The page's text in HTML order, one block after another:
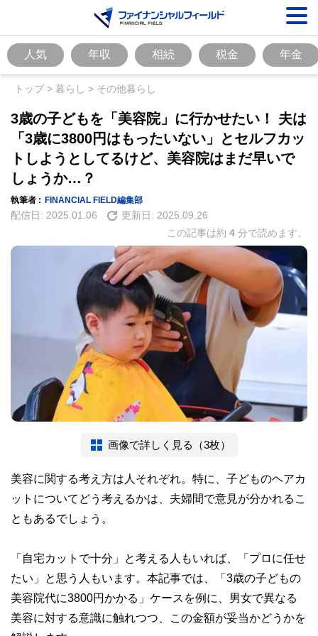
人気 年収 相続 税金 年金
トップ> 暮らし > その他暮らし
3歳の子どもを「美容院」に行かせたい！ 夫は
「3歳に3800円はもったいない」とセルフカッ
トしようとしてるけど、美容院はまだ早いで
しょうか…？
執筆者 : FINANCIAL FIELD編集部
配信日: 2025.01.06 更新日: 2025.09.26
この記事は約 4 分で読めます。
画像で詳しく見る（3枚）
美容に関する考え方は人それぞれ。特に、子どものヘアカ
ットについてどう考えるかは、夫婦間で意見が分かれるこ
ともあるでしょう。
「自宅カットで十分」と考える人もいれば、「プロに任せ
たい」と思う人もいます。本記事では、「3歳の子どもの
美容院代に3800円かかる」ケースを例に、男女で異なる
美容に対する意識に触れつつ、この金額が妥当かどうかを